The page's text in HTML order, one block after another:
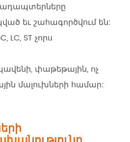
եւ շահագործվում են:
LC, ST չորս
փաթեթային, ոչ
մալուխների համար: